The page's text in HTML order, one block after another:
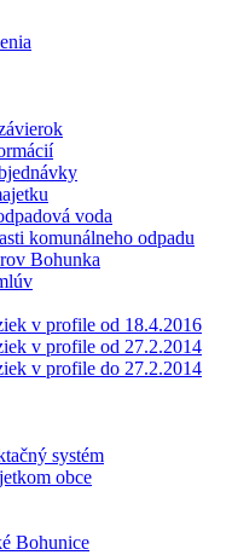
voda
komunálneho odpadu
Bohunka
v profile od 18.4.2016
v profile od 27.2.2014
v profile do 27.2.2014
systém
obce
Bohunice